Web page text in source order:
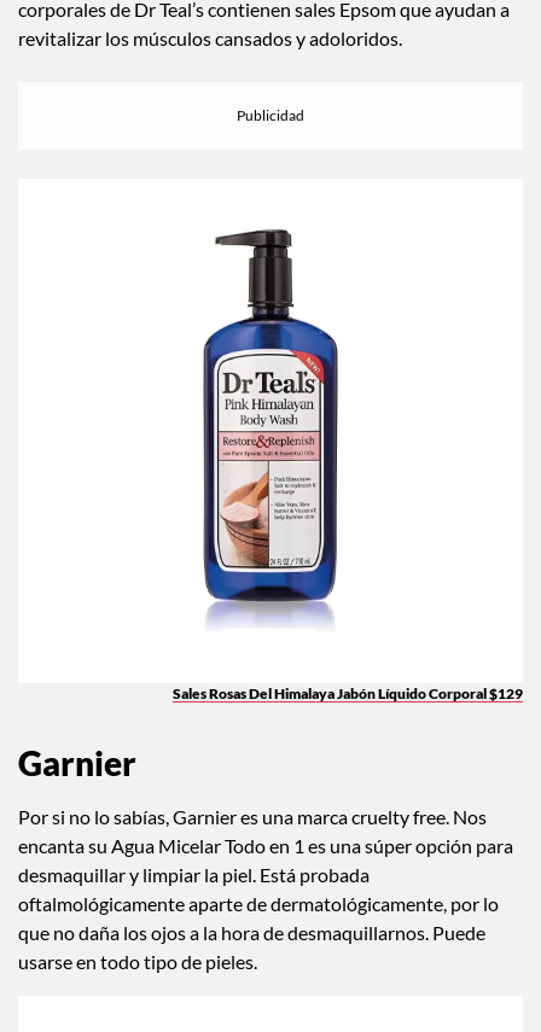
corporales de Dr Teal’s contienen sales Epsom que ayudan a
revitalizar los músculos cansados y adoloridos.
Sales Rosas Del Himalaya Jabón Líquido Corporal $129
Garnier
Por si no lo sabías, Garnier es una marca cruelty free. Nos
encanta su Agua Micelar Todo en 1 es una súper opción para
desmaquillar y limpiar la piel. Está probada
oftalmológicamente aparte de dermatológicamente, por lo
que no daña los ojos a la hora de desmaquillarnos. Puede
usarse en todo tipo de pieles.